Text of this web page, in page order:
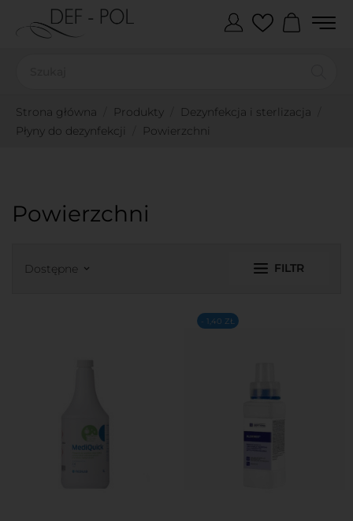
Strona główna Produkty
Dezynfekcja i sterlizacja
Płyny do dezynfekcji
Powierzchni
Powierzchni
Dostępne keyboard_arrow_down FILTR
- 1,40 ZŁ